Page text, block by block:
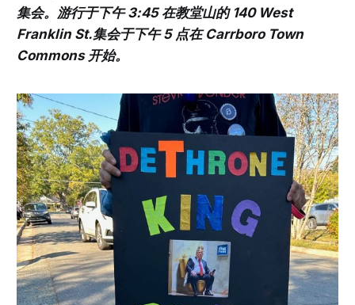
集会。游行于下午 3:45 在教堂山的 140 West
Franklin St.集会于下午 5 点在 Carrboro Town
Commons 开始。